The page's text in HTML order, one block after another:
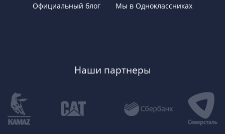
Официальный блог Мы в Одноклассниках
Наши партнеры